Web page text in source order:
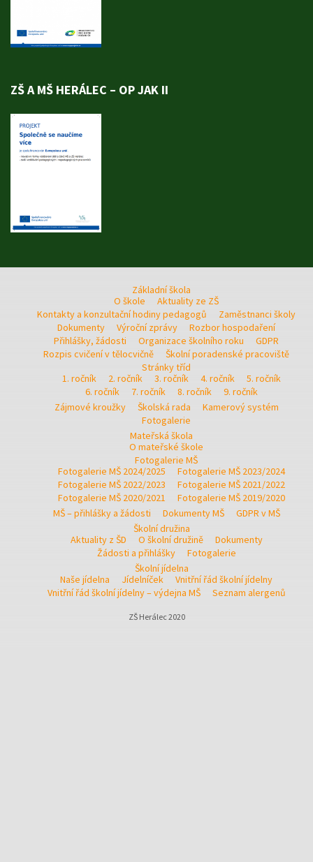
ZŠ A MŠ HERÁLEC – OP JAK II
Základní škola
O škole
Aktuality ze ZŠ
Kontakty a konzultační hodiny pedagogů
Zaměstnanci školy
Dokumenty
Výroční zprávy
Rozbor hospodaření
Přihlášky, žádosti
Organizace školního roku
GDPR
Rozpis cvičení v tělocvičně
Školní poradenské pracoviště
Stránky tříd
1. ročník
2. ročník 3. ročník 4. ročník
5. ročník
6. ročník
7. ročník 8. ročník
9. ročník
Zájmové kroužky
Školská rada
Kamerový systém
Fotogalerie
Mateřská škola
O mateřské škole
Fotogalerie MŠ
Fotogalerie MŠ 2024/2025
Fotogalerie MŠ 2023/2024
Fotogalerie MŠ 2022/2023
Fotogalerie MŠ 2021/2022
Fotogalerie MŠ 2020/2021
Fotogalerie MŠ 2019/2020
MŠ – přihlášky a žádosti
Dokumenty MŠ
GDPR v MŠ
Školní družina
Aktuality z ŠD
O školní družině
Dokumenty
Žádosti a přihlášky
Fotogalerie
Školní jídelna
Naše jídelna
Jídelníček
Vnitřní řád školní jídelny
Vnitřní řád školní jídelny – výdejna MŠ
Seznam alergenů
ZŠ Herálec 2020